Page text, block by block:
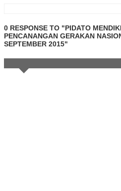
0 RESPONSE TO "PIDATO
PENCANANGAN GERAKAN
SEPTEMBER 2015"